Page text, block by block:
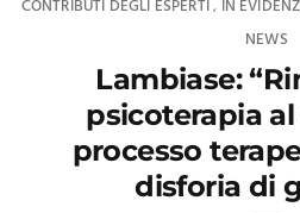
CONTRIBUTI DEGLI ESPERTI, IN
NEWS
Lambiase:
psicoterapia
processo
disforia di